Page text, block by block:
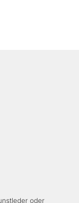
oder